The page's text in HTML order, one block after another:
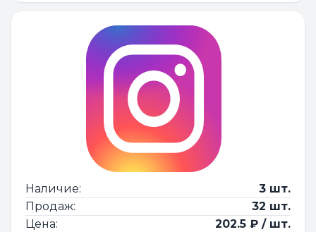
Наличие:
3 шт.
Продаж:
32 шт.
Цена:
202.5 ₽ / шт.